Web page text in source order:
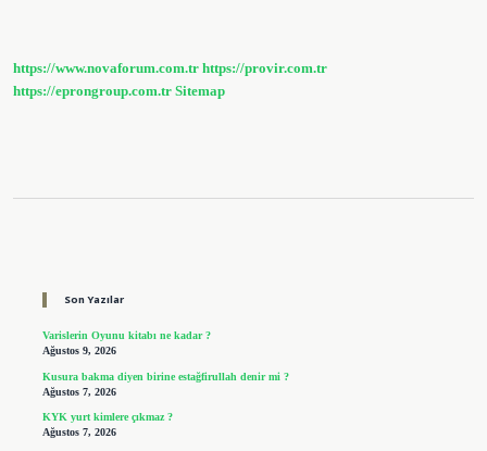
https://www.novaforum.com.tr https://provir.com.tr
https://eprongroup.com.tr Sitemap
Son Yazılar
Varislerin Oyunu kitabı ne kadar ?
Ağustos 9, 2026
Kusura bakma diyen birine estağfirullah denir mi ?
Ağustos 7, 2026
KYK yurt kimlere çıkmaz ?
Ağustos 7, 2026